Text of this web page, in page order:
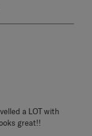
a LOT with
great!!